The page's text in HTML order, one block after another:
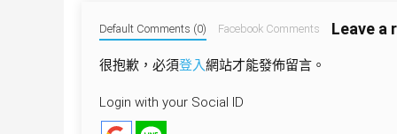
Leave a
Default Comments (0) Facebook Comments
很抱歉，必須登入網站才能發佈留言。
Login with your Social ID